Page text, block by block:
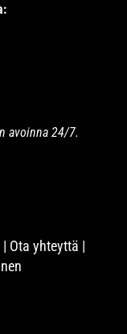
avoinna 24/7.
| Ota yhteyttä |